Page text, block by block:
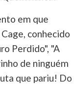
em que
conhecido
Perdido", "A
de ninguém
que pariu! Do